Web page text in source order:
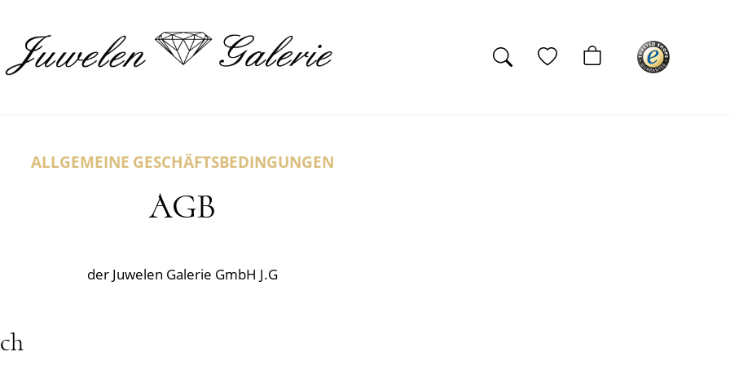
ALLGEMEINE GESCHÄFTSBEDINGUNGEN
AGB
der Juwelen Galerie GmbH J.G